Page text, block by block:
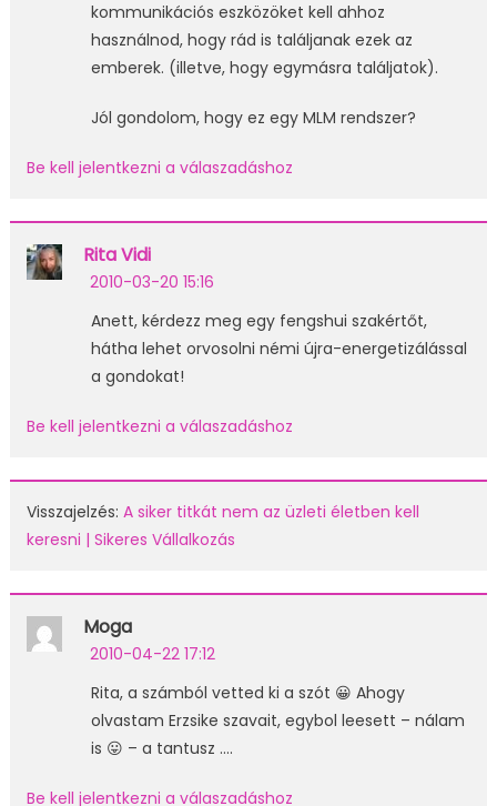
kommunikációs eszközöket kell ahhoz
használnod, hogy rád is találjanak ezek az
emberek. (illetve, hogy egymásra találjatok).
Jól gondolom, hogy ez egy MLM rendszer?
Be kell jelentkezni a válaszadáshoz
Rita Vidi
2010-03-20 15:16
Anett, kérdezz meg egy fengshui szakértőt,
hátha lehet orvosolni némi újra-energetizálással
a gondokat!
Be kell jelentkezni a válaszadáshoz
Visszajelzés: A siker titkát nem az üzleti életben kell
keresni | Sikeres Vállalkozás
Moga
2010-04-22 17:12
Rita, a számból vetted ki a szót 😀 Ahogy
olvastam Erzsike szavait, egybol leesett – nálam
is 😛 – a tantusz ….
Be kell jelentkezni a válaszadáshoz